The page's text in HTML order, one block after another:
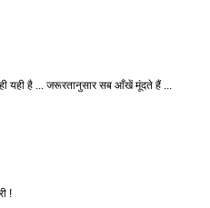
यही है ... जरूरतानुसार सब आँखें मूंदते हैं ...
!